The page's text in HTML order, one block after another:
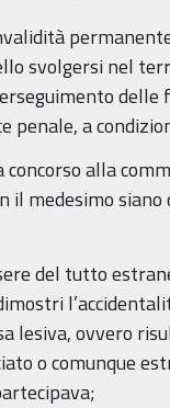
svolgersi nel
delle
penale, a
concorso alla
il medesimo
del tutto
lesiva, ovvero
o comunque